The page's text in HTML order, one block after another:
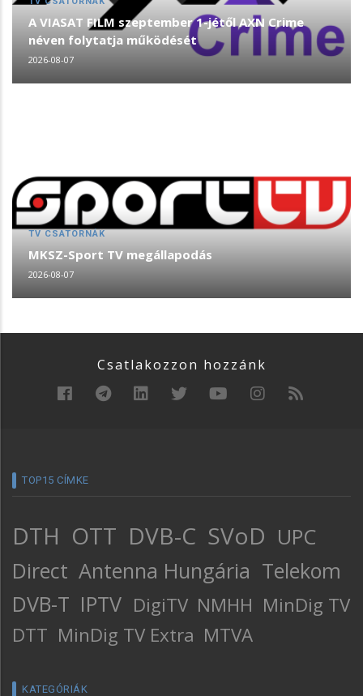
A VIASAT FILM szeptember 1-jétől AXN Crime
néven folytatja működését
2026-08-07
TV CSATORNÁK
MKSZ-Sport TV megállapodás
2026-08-07
Csatlakozzon hozzánk
TOP15 CÍMKE
DTH OTT DVB-C SVoD UPC
Direct Antenna Hungária Telekom
DVB-T IPTV DigiTV NMHH MinDig TV
DTT MinDig TV Extra MTVA
KATEGÓRIÁK